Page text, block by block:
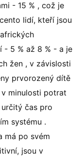
- 15 % , což je
lidí, kteří jsou
- 5 % až 8 % - a je
žen , v závislosti
prvorozený dítě
minulosti potrat
čas pro
systému .
má po svém
jsou v